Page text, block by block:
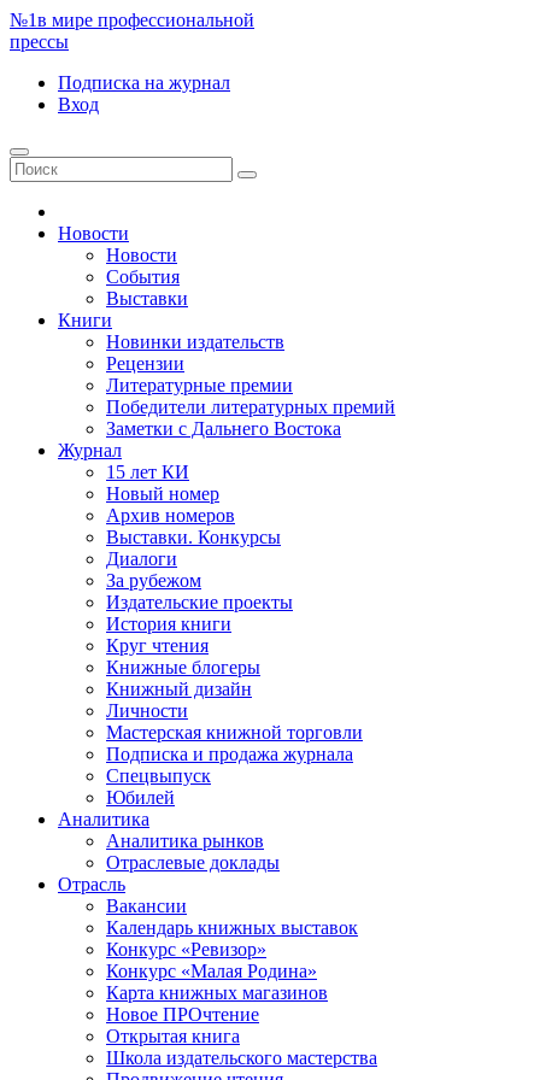
№1в мире профессиональной
прессы
Подписка на журнал
Вход
Новости
Новости
События
Выставки
Книги
Новинки издательств
Рецензии
Литературные премии
Победители литературных премий
Заметки с Дальнего Востока
Журнал
15 лет КИ
Новый номер
Архив номеров
Выставки. Конкурсы
Диалоги
За рубежом
Издательские проекты
История книги
Круг чтения
Книжные блогеры
Книжный дизайн
Личности
Мастерская книжной торговли
Подписка и продажа журнала
Спецвыпуск
Юбилей
Аналитика
Аналитика рынков
Отраслевые доклады
Отрасль
Вакансии
Календарь книжных выставок
Конкурс «Ревизор»
Конкурс «Малая Родина»
Карта книжных магазинов
Новое ПРОчтение
Открытая книга
Школа издательского мастерства